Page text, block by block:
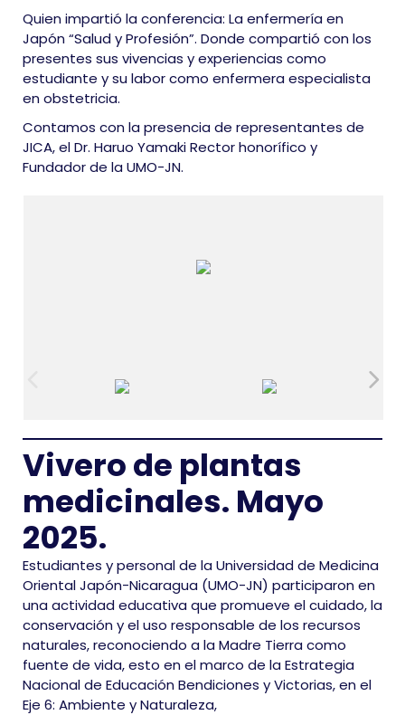
Quien impartió la conferencia: La enfermería en
Japón “Salud y Profesión”. Donde compartió con los
presentes sus vivencias y experiencias como
estudiante y su labor como enfermera especialista
en obstetricia.
Contamos con la presencia de representantes de
JICA, el Dr. Haruo Yamaki Rector honorífico y
Fundador de la UMO-JN.
Vivero de plantas
medicinales. Mayo
2025.
Estudiantes y personal de la Universidad de Medicina
Oriental Japón-Nicaragua (UMO-JN) participaron en
una actividad educativa que promueve el cuidado, la
conservación y el uso responsable de los recursos
naturales, reconociendo a la Madre Tierra como
fuente de vida, esto en el marco de la Estrategia
Nacional de Educación Bendiciones y Victorias, en el
Eje 6: Ambiente y Naturaleza,